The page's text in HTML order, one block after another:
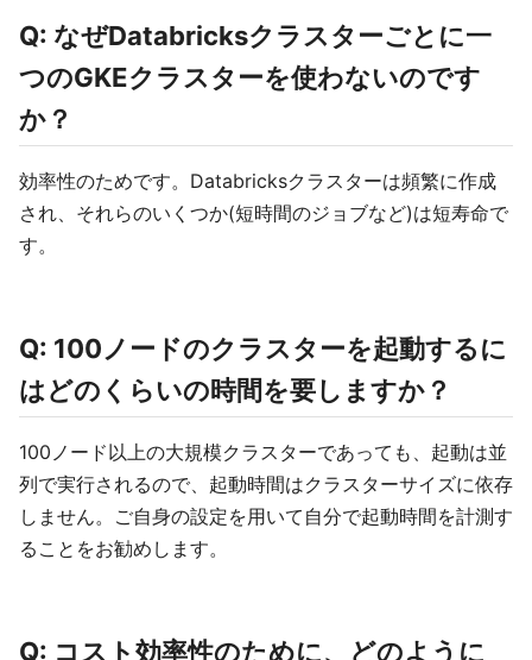
Q: なぜDatabricksクラスターごとに一
つのGKEクラスターを使わないのです
か？
効率性のためです。Databricksクラスターは頻繁に作成
され、それらのいくつか(短時間のジョブなど)は短寿命で
す。
Q: 100ノードのクラスターを起動するに
はどのくらいの時間を要しますか？
100ノード以上の大規模クラスターであっても、起動は並
列で実行されるので、起動時間はクラスターサイズに依存
しません。ご自身の設定を用いて自分で起動時間を計測す
ることをお勧めします。
Q: コスト効率性のために、どのように